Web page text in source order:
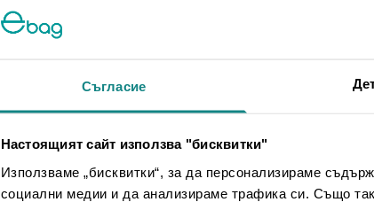
Съгласие
Настоящият сайт използва "бисквитки"
Използваме „бисквитки“, за да персонализираме
социални медии и да анализираме трафика си. Също